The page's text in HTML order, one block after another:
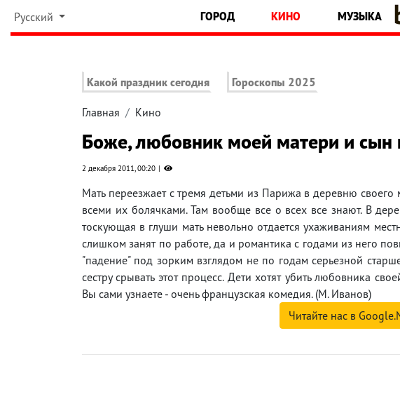
Русский ГОРОД КИНО МУЗЫКА
Какой праздник сегодня Гороскопы 2025
Главная Кино
Боже, любовник моей матери и сын
2 декабря 2011, 00:20
Мать переезжает с тремя детьми из Парижа в деревню своего
всеми их болячками. Там вообще все о всех все знают. В
тоскующая в глуши мать невольно отдается ухаживаниям
слишком занят по работе, да и романтика с годами из него
"падение" под зорким взглядом не по годам серьезной
сестру срывать этот процесс. Дети хотят убить любовника
Вы сами узнаете - очень французская комедия. (М. Иванов)
Читайте нас в